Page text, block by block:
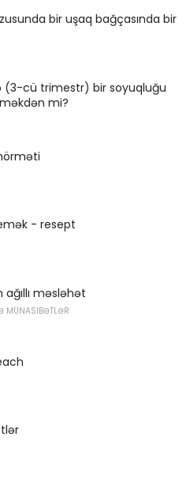
bir uşaq bağçasında bir
(3-cü trimestr) bir soyuqluğu
mi?
- resept
məsləhət
MÜNASIBƏTLƏR